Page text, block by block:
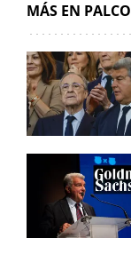
MÁS EN PALCO